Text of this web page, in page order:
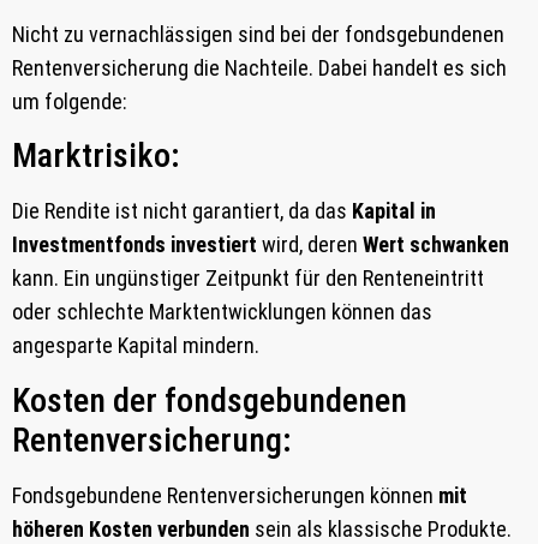
Nicht zu vernachlässigen sind bei der fondsgebundenen
Rentenversicherung die Nachteile. Dabei handelt es sich
um folgende:
Marktrisiko:
Die Rendite ist nicht garantiert, da das Kapital in
Investmentfonds investiert wird, deren Wert schwanken
kann. Ein ungünstiger Zeitpunkt für den Renteneintritt
oder schlechte Marktentwicklungen können das
angesparte Kapital mindern.
Kosten der fondsgebundenen
Rentenversicherung:
Fondsgebundene Rentenversicherungen können mit
höheren Kosten verbunden sein als klassische Produkte.